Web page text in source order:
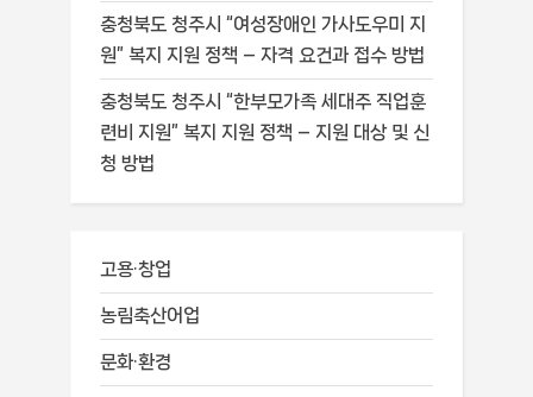
충청북도 청주시 “여성장애인 가사도우미 지
원” 복지 지원 정책 – 자격 요건과 접수 방법
충청북도 청주시 “한부모가족 세대주 직업훈
련비 지원” 복지 지원 정책 – 지원 대상 및 신
청 방법
고용·창업
농림축산어업
문화·환경